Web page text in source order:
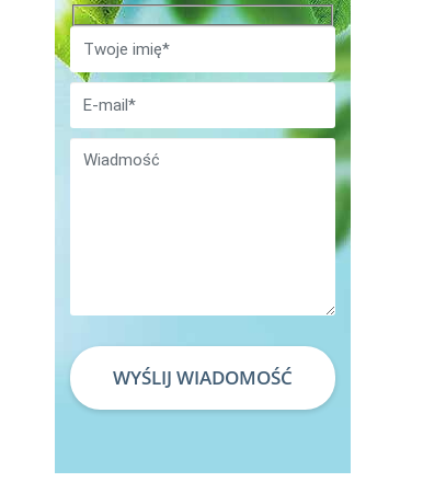
WYŚLIJ WIADOMOŚĆ